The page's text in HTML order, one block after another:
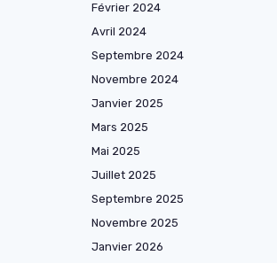
Février 2024
Avril 2024
Septembre 2024
Novembre 2024
Janvier 2025
Mars 2025
Mai 2025
Juillet 2025
Septembre 2025
Novembre 2025
Janvier 2026